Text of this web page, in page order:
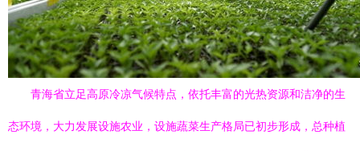
青海省立足高原冷凉气候特点，依托丰富的光热资源和洁净的生
态环境，大力发展设施农业，设施蔬菜生产格局已初步形成，总种植